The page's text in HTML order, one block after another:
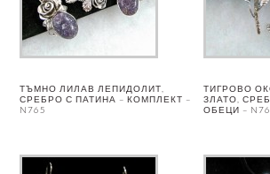
ТЪМНО ЛИЛАВ ЛЕПИДОЛИТ,
СРЕБРО С ПАТИНА – КОМПЛЕКТ –
N765
ТИГРОВО
ЗЛАТО,
ОБЕЦИ –